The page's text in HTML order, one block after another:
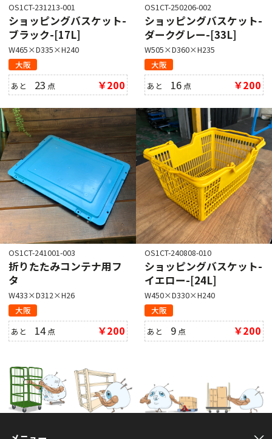
OS1CT-231213-001
ショッピングバスケット-
ブラック-[17L]
W465×D335×H240
大阪
あと 23 点 ￥200
OS1CT-250206-002
ショッピングバスケット-
ダークグレー-[33L]
W505×D360×H235
大阪
あと 16 点 ￥200
OS1CT-241001-003
折りたたみコンテナ用フ
タ
W433×D312×H26
大阪
あと 14点 ￥200
OS1CT-240808-010
ショッピングバスケット-
イエロー-[24L]
W450×D330×H240
大阪
あと 9 点 ￥200